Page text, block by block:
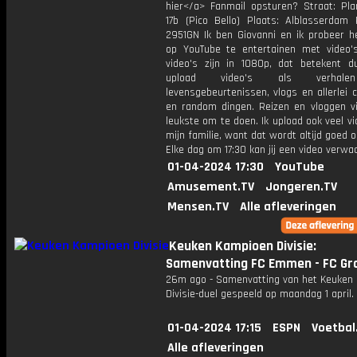
hier</a> Fanmail opsturen? Straat:
17b (Pico Bello) Plaats: Alblasserdam
2951GN Ik ben Giovanni en ik probeer
op YouTube te entertainen met
video's zijn in 1080p, dat betekent
upload video's als
levensgebeurtenissen, vlogs en allerlei
en random dingen. Reizen en vloggen
leukste om te doen. Ik upload ook veel
mijn familie, want dat wordt altijd goed
Elke dag om 17:30 kan jij een video
01-04-2024 17:30
YouTube
Amusement.TV
Jongeren.TV
Mensen.TV
Alle afleveringen
Keuken Kampioen Divisie:
Samenvatting FC Emmen - FC
26m ago - Samenvatting van het Keuken
Divisie-duel gespeeld op maandag 1 april.
01-04-2024 17:15 ESPN
Alle afleveringen